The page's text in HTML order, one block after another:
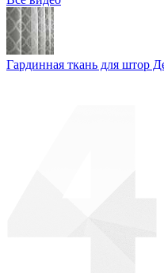
Гардинная ткань для штор